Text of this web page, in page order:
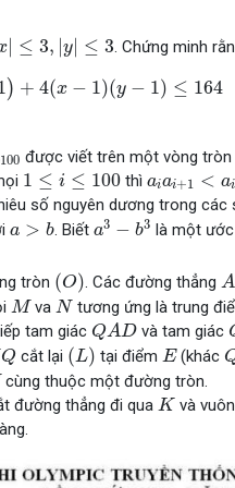
≤ 3, y ≤ 3
| 3 |y ≤ 3 . Chứng minh
) + 4(x − 1)(y − 1) ≤ 164
− y − 164
100 được viết trên một vòng
1 ≤ i ≤ 100
1 ≤i≤ 100 thì aiai+1 < ai
aiai+ 1 <a +
số nguyên dương trong
a > b
a >b . Biết a3 − b3
a3−b3
là một
tròn (O)
(O) . Các đường thẳng A
A
M
MvaN
Ntương ứng là trung
tam giác QAD
QAD và tam giác
Qcắt lại (L)
(L) tại điểm E
E(khác
cùng thuộc một đường tròn.
đường thẳng đi qua K
K và